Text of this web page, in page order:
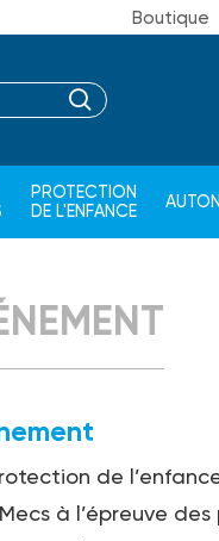
Boutique
PROTECTION
DE L'ENFANCE
de
à l’épreuve